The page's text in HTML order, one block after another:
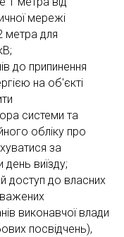
мережі
метра для
до припинення
на об'єкті
системи та
обліку про
за
виїзду;
доступ до власних
виконавчої влади
посвідчень),